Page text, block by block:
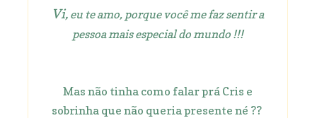
Vi, eu te amo, porque você me faz sentir a
pessoa mais especial do mundo !!!
Mas não tinha como falar prá Cris e
sobrinha que não queria presente né ??